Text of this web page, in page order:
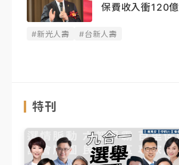
保費收入衝120億
#新光人壽 #台新人壽
特刊